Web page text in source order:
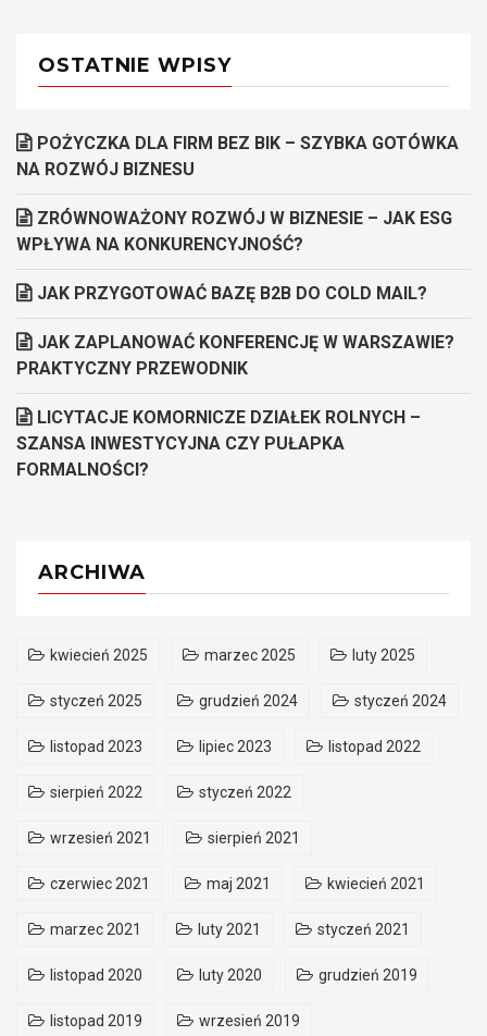
OSTATNIE WPISY
POŻYCZKA DLA FIRM BEZ BIK – SZYBKA GOTÓWKA
NA ROZWÓJ BIZNESU
ZRÓWNOWAŻONY ROZWÓJ W BIZNESIE – JAK ESG
WPŁYWA NA KONKURENCYJNOŚĆ?
JAK PRZYGOTOWAĆ BAZĘ B2B DO COLD MAIL?
JAK ZAPLANOWAĆ KONFERENCJĘ W WARSZAWIE?
PRAKTYCZNY PRZEWODNIK
LICYTACJE KOMORNICZE DZIAŁEK ROLNYCH –
SZANSA INWESTYCYJNA CZY PUŁAPKA
FORMALNOŚCI?
ARCHIWA
kwiecień 2025 marzec 2025 luty 2025
styczeń 2025 grudzień 2024 styczeń 2024
listopad 2023 lipiec 2023 listopad 2022
sierpień 2022 styczeń 2022
wrzesień 2021 sierpień 2021
czerwiec 2021 maj 2021 kwiecień 2021
marzec 2021 luty 2021 styczeń 2021
listopad 2020 luty 2020 grudzień 2019
listopad 2019 wrzesień 2019